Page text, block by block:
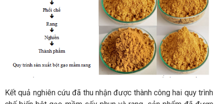
Kết quả nghiên cứu đã thu nhận được thành công hai quy trình